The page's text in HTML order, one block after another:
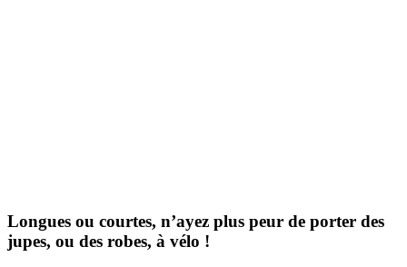
Longues ou courtes, n’ayez plus peur de porter des
jupes, ou des robes, à vélo !